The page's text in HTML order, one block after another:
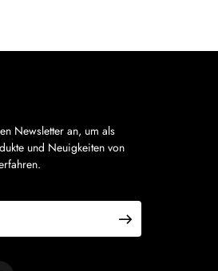
Newsletter an, um als
und Neuigkeiten von